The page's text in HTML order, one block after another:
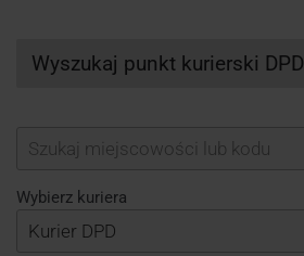
Wyszukaj punkt kurierski DPD
Wybierz kuriera